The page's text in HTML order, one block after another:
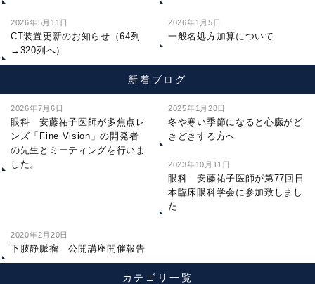
2026年5月11日
CT装置更新のお知らせ（64列
→320列へ）
2026年1月5日
一般名処方加算について
新着ブログ
2026年7月6日
眼科 安藤祐子医師が多焦点レ
ンズ「Fine Vision」の開発者
の先生とミーティングを行いま
した。
2025年1月28日
冬や寒い季節になると心臓がど
きどきする方へ
2023年10月11日
眼科 安藤祐子医師が第77回日
本臨床眼科学会に参加致しまし
た
2020年2月20日
下肢静脈瘤 公開講座開催報告
カテゴリ一覧